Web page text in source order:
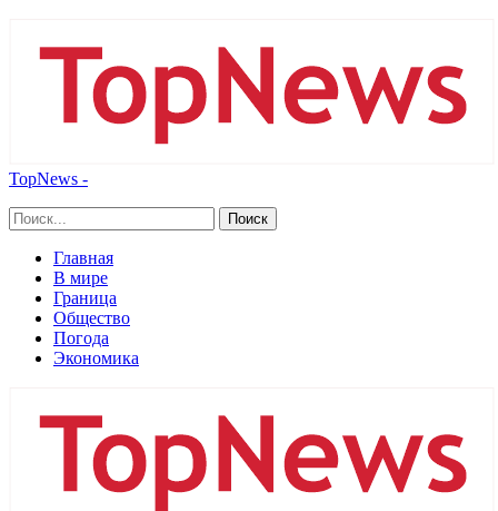
TopNews -
Главная
В мире
Граница
Общество
Погода
Экономика